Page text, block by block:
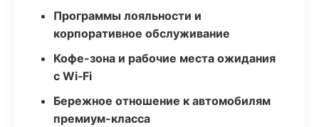
Программы лояльности и
корпоративное обслуживание
Кофе-зона и рабочие места ожидания
с Wi‑Fi
Бережное отношение к автомобилям
премиум-класса